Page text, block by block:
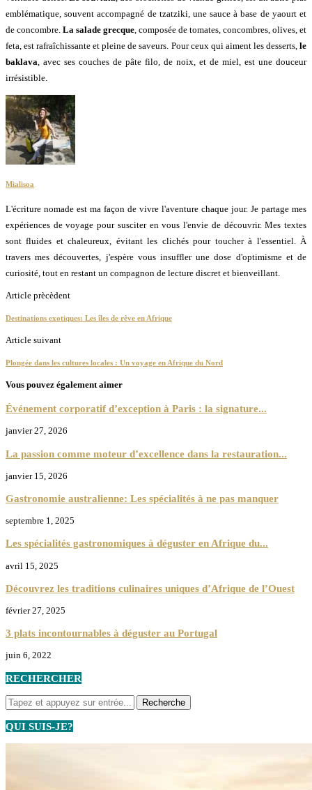
emblématique, souvent accompagné de tzatziki, une sauce à base de yaourt et
de concombre. La salade grecque , composée de tomates, concombres, olives, et
feta, est rafraîchissante et pleine de saveurs. Pour ceux qui aiment les desserts, le
baklava , avec ses couches de pâte filo, de noix, et de miel, est une douceur
irrésistible.
Mialisoa
L'écriture nomade est ma façon de vivre l'aventure chaque jour. Je partage mes
expériences de voyage pour susciter en vous l'envie de découvrir. Mes textes
sont fluides et chaleureux, évitant les clichés pour toucher à l'essentiel. À
travers mes découvertes, j'espère vous insuffler une dose d'optimisme et de
curiosité, tout en restant un compagnon de lecture discret et bienveillant.
Article prècèdent
Destinations exotiques: Les îles de rêve en Afrique
Article suivant
Plongée dans les cultures locales : Un voyage en Afrique du Nord
Vous pouvez également aimer
Événement corporatif d’exception à Paris : la signature...
janvier 27, 2026
La passion comme moteur d’excellence dans la restauration...
janvier 15, 2026
Gastronomie australienne: Les spécialités à ne pas manquer
septembre 1, 2025
Les spécialités gastronomiques à déguster en Afrique du...
avril 15, 2025
Découvrez les traditions culinaires uniques d’Afrique de l’Ouest
février 27, 2025
3 plats incontournables à déguster au Portugal
juin 6, 2022
RECHERCHER
QUI SUIS-JE?